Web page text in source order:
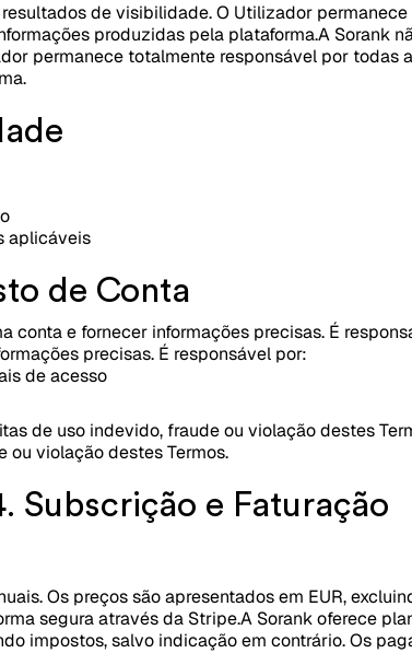
de visibilidade. O Utilizador
produzidas pela plataforma.A Sorank
permanece totalmente responsável por todas
aplicáveis
de Conta
conta e fornecer informações precisas. É
precisas. É responsável por:
de acesso
de uso indevido, fraude ou violação destes
ou violação destes Termos.
Subscrição e Faturação
Os preços são apresentados em EUR,
segura através da Stripe.A Sorank oferece
impostos, salvo indicação em contrário. Os